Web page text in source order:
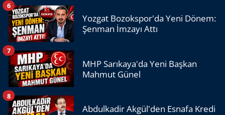
Yozgat Bozokspor'da Yeni Dönem:
Şenman İmzayı Attı
6
MHP Sarıkaya'da Yeni Başkan
Mahmut Günel
7
Abdulkadir Akgül'den Esnafa Kredi
8